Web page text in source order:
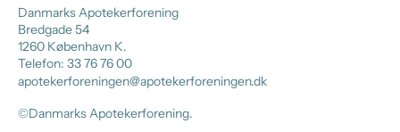
Danmarks Apotekerforening
Bredgade 54
1260 København K.
Telefon: 33 76 76 00
apotekerforeningen@apotekerforeningen.dk
©Danmarks Apotekerforening.